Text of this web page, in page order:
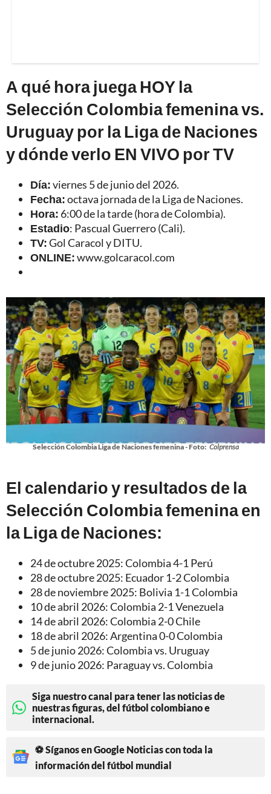
A qué hora juega HOY la
Selección Colombia femenina vs.
Uruguay por la Liga de Naciones
y dónde verlo EN VIVO por TV
Día:viernes 5 de junio del 2026.
Fecha:octava jornada de la Liga de Naciones.
Hora: 6:00 de la tarde (hora de Colombia).
Estadio: Pascual Guerrero (Cali).
TV:Gol Caracol y DITU.
ONLINE:www.golcaracol.com
Selección Colombia Liga de Naciones femenina - Foto: Colprensa
El calendario y resultados de la
Selección Colombia femenina en
la Liga de Naciones:
24 de octubre 2025: Colombia 4-1 Perú
28 de octubre 2025: Ecuador 1-2 Colombia
28 de noviembre 2025: Bolivia 1-1 Colombia
10 de abril 2026: Colombia 2-1 Venezuela
14 de abril 2026: Colombia 2-0 Chile
18 de abril 2026: Argentina 0-0 Colombia
5 de junio 2026: Colombia vs. Uruguay
9 de junio 2026: Paraguay vs. Colombia
Siga nuestro canal para tener las noticias de
nuestras figuras, del fútbol colombiano e
internacional.
⚽ Síganos en Google Noticias con toda la
información del fútbol mundial